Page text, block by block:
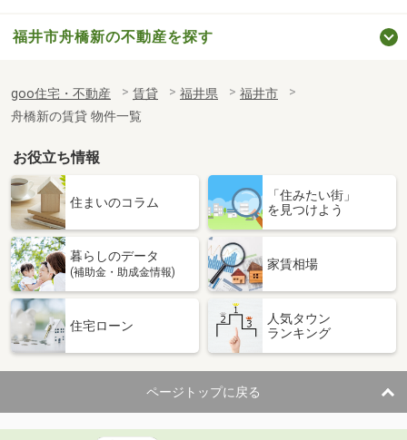
福井市舟橋新の不動産を探す
goo住宅・不動産 賃貸 福井県
福井市
舟橋新の賃貸 物件一覧
お役立ち情報
住まいのコラム
「住みたい街」
を見つけよう
暮らしのデータ
(補助金・助成金情報)
家賃相場
住宅ローン
人気タウン
ランキング
ページトップに戻る